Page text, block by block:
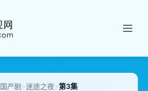
国产剧>迷途之夜>第3集